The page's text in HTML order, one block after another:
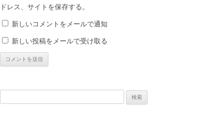
ドレス、サイトを保存する。
新しいコメントをメールで通知
新しい投稿をメールで受け取る